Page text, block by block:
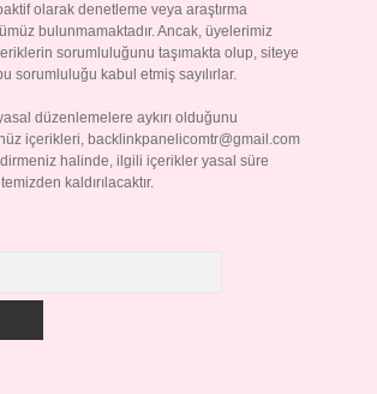
olarak denetleme veya araştırma
bulunmamaktadır. Ancak, üyelerimiz
sorumluluğunu taşımakta olup, siteye
sorumluluğu kabul etmiş sayılırlar.
düzenlemelere aykırı olduğunu
içerikleri, backlinkpanelicomtr@gmail.com
halinde, ilgili içerikler yasal süre
kaldırılacaktır.